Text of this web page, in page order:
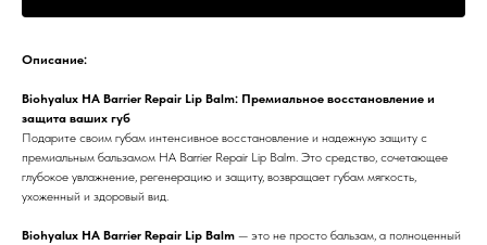
Описание:
Biohyalux HA Barrier Repair Lip Balm: Премиальное восстановление и
защита ваших губ
Подарите своим губам интенсивное восстановление и надежную защиту с
премиальным бальзамом HA Barrier Repair Lip Balm. Это средство, сочетающее
глубокое увлажнение, регенерацию и защиту, возвращает губам мягкость,
ухоженный и здоровый вид.
Biohyalux HA Barrier Repair Lip Balm — это не просто бальзам, а полноценный